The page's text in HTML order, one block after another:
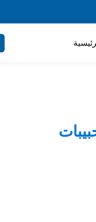
65% حبيبات